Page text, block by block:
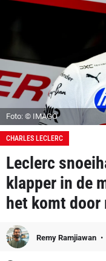
Foto: © IMAGO
CHARLES LECLERC
Leclerc
klapper in de
het komt door
Remy Ramjiawan